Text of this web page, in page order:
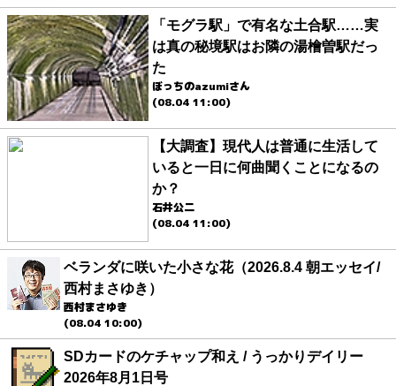
「モグラ駅」で有名な土合駅……実
は真の秘境駅はお隣の湯檜曽駅だっ
た
ぼっちのazumiさん
(08.04 11:00)
【大調査】現代人は普通に生活して
いると一日に何曲聞くことになるの
か？
石井公二
(08.04 11:00)
ベランダに咲いた小さな花（2026.8.4 朝エッセイ/
西村まさゆき）
西村まさゆき
(08.04 10:00)
SDカードのケチャップ和え / うっかりデイリー
2026年8月1日号